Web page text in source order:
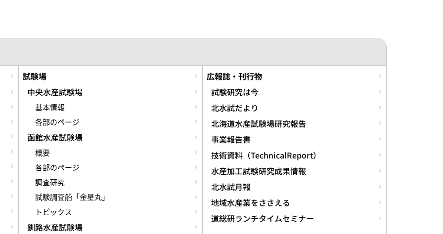
試験場
中央水産試験場
基本情報
各部のページ
函館水産試験場
概要
各部のページ
調査研究
試験調査船「金星丸」
トピックス
釧路水産試験場
広報誌・刊行物
試験研究は今
北水試だより
北海道水産試験場研究報告
事業報告書
技術資料（TechnicalReport）
水産加工試験研究成果情報
北水試月報
地域水産業をささえる
道総研ランチタイムセミナー